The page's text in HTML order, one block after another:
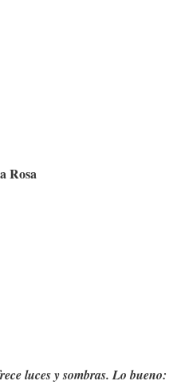
Rosa
luces y sombras. Lo bueno: